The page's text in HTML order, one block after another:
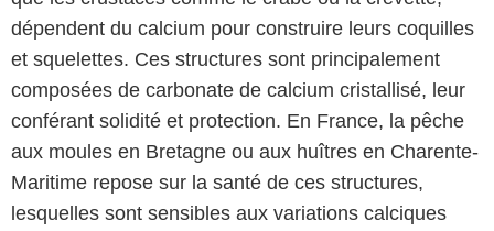
dépendent du calcium pour construire leurs coquilles
et squelettes. Ces structures sont principalement
composées de carbonate de calcium cristallisé, leur
conférant solidité et protection. En France, la pêche
aux moules en Bretagne ou aux huîtres en Charente-
Maritime repose sur la santé de ces structures,
lesquelles sont sensibles aux variations calciques